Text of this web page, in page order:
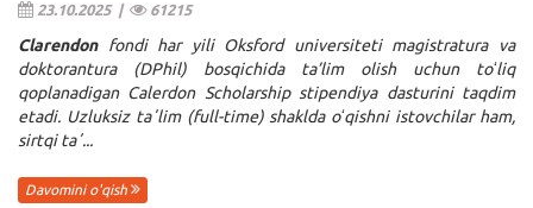
23.10.2025 | 61215
Clarendonfondi har yili Oksford universiteti magistratura va
doktorantura (DPhil) bosqichida ta’lim olish uchun toʻliq
qoplanadigan Calerdon Scholarshipstipendiya dasturini taqdim
etadi. Uzluksiz taʼlim (full-time) shaklda oʻqishni istovchilar ham,
sirtqi taʼ...
Davomini o'qish